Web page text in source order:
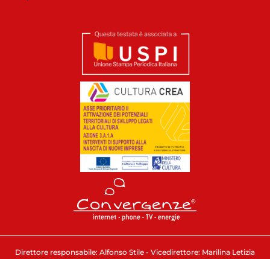
Direttore responsabile: Alfonso Stile - Vicedirettore: Marilina Letizia